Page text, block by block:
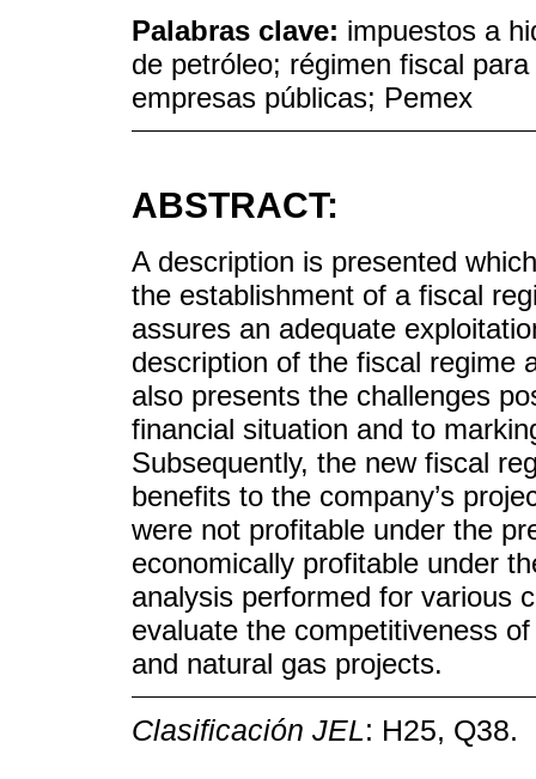
Palabras clave: impuestos a
de petróleo; régimen fiscal
empresas públicas; Pemex
ABSTRACT:
A description is presented
the establishment of a fiscal
assures an adequate
description of the fiscal regime
also presents the challenges
financial situation and to
Subsequently, the new fiscal
benefits to the company’s
were not profitable under the
economically profitable under
analysis performed for various
evaluate the competitiveness
and natural gas projects.
Clasificación JEL: H25, Q38.